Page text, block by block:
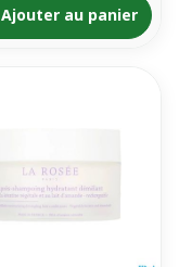
Ajouter au panier